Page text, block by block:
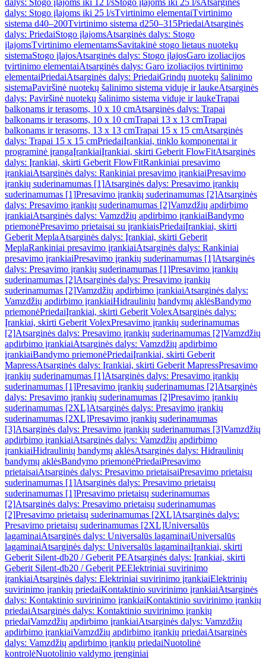
dalys: Stogo įlajoms iki 12 l/sStogo įlajoms iki 25 l/sAtsarginės
dalys: Stogo įlajoms iki 25 l/sTvirtinimo elementaiTvirtinimo
sistema d40–200Tvirtinimo sistema d250–315PriedaiAtsarginės
dalys: PriedaiStogo įlajomsAtsarginės dalys: Stogo
įlajomsTvirtinimo elementamsSavitakinė stogo lietaus nuotekų
sistemaStogo įlajosAtsarginės dalys: Stogo įlajosGaro izoliacijos
tvirtinimo elementaiAtsarginės dalys: Garo izoliacijos tvirtinimo
elementaiPriedaiAtsarginės dalys: PriedaiGrindų nuotekų šalinimo
sistemaPaviršinė nuotekų šalinimo sistema viduje ir laukeAtsarginės
dalys: Paviršinė nuotekų šalinimo sistema viduje ir laukeTrapai
balkonams ir terasoms, 10 x 10 cmAtsarginės dalys: Trapai
balkonams ir terasoms, 10 x 10 cmTrapai 13 x 13 cmTrapai
balkonams ir terasoms, 13 x 13 cmTrapai 15 x 15 cmAtsarginės
dalys: Trapai 15 x 15 cmPriedaiĮrankiai, tinklo komponentai ir
programinė įrangaĮrankiaiĮrankiai, skirti Geberit FlowFitAtsarginės
dalys: Įrankiai, skirti Geberit FlowFitRankiniai presavimo
įrankiaiAtsarginės dalys: Rankiniai presavimo įrankiaiPresavimo
įrankių suderinamumas [1]Atsarginės dalys: Presavimo įrankių
suderinamumas [1]Presavimo įrankių suderinamumas [2]Atsarginės
dalys: Presavimo įrankių suderinamumas [2]Vamzdžių apdirbimo
įrankiaiAtsarginės dalys: Vamzdžių apdirbimo įrankiaiBandymo
priemonėPresavimo prietaisai su įrankiaisPriedaiĮrankiai, skirti
Geberit MeplaAtsarginės dalys: Įrankiai, skirti Geberit
MeplaRankiniai presavimo įrankiaiAtsarginės dalys: Rankiniai
presavimo įrankiaiPresavimo įrankių suderinamumas [1]Atsarginės
dalys: Presavimo įrankių suderinamumas [1]Presavimo įrankių
suderinamumas [2]Atsarginės dalys: Presavimo įrankių
suderinamumas [2]Vamzdžių apdirbimo įrankiaiAtsarginės dalys:
Vamzdžių apdirbimo įrankiaiHidraulinių bandymų aklėsBandymo
priemonėPriedaiĮrankiai, skirti Geberit VolexAtsarginės dalys:
Įrankiai, skirti Geberit VolexPresavimo įrankių suderinamumas
[2]Atsarginės dalys: Presavimo įrankių suderinamumas [2]Vamzdžių
apdirbimo įrankiaiAtsarginės dalys: Vamzdžių apdirbimo
įrankiaiBandymo priemonėPriedaiĮrankiai, skirti Geberit
MapressAtsarginės dalys: Įrankiai, skirti Geberit MapressPresavimo
įrankių suderinamumas [1]Atsarginės dalys: Presavimo įrankių
suderinamumas [1]Presavimo įrankių suderinamumas [2]Atsarginės
dalys: Presavimo įrankių suderinamumas [2]Presavimo įrankių
suderinamumas [2XL]Atsarginės dalys: Presavimo įrankių
suderinamumas [2XL]Presavimo įrankių suderinamumas
[3]Atsarginės dalys: Presavimo įrankių suderinamumas [3]Vamzdžių
apdirbimo įrankiaiAtsarginės dalys: Vamzdžių apdirbimo
įrankiaiHidraulinių bandymų aklėsAtsarginės dalys: Hidraulinių
bandymų aklėsBandymo priemonėPriedaiPresavimo
prietaisaiAtsarginės dalys: Presavimo prietaisaiPresavimo prietaisų
suderinamumas [1]Atsarginės dalys: Presavimo prietaisų
suderinamumas [1]Presavimo prietaisų suderinamumas
[2]Atsarginės dalys: Presavimo prietaisų suderinamumas
[2]Presavimo prietaisų suderinamumas [2XL]Atsarginės dalys:
Presavimo prietaisų suderinamumas [2XL]Universalūs
lagaminaiAtsarginės dalys: Universalūs lagaminaiUniversalūs
lagaminaiAtsarginės dalys: Universalūs lagaminaiĮrankiai, skirti
Geberit Silent-db20 / Geberit PEAtsarginės dalys: Įrankiai, skirti
Geberit Silent-db20 / Geberit PEElektriniai suvirinimo
įrankiaiAtsarginės dalys: Elektriniai suvirinimo įrankiaiElektrinių
suvirinimo įrankių priedaiKontaktinio suvirinimo įrankiaiAtsarginės
dalys: Kontaktinio suvirinimo įrankiaiKontaktinio suvirinimo įrankių
priedaiAtsarginės dalys: Kontaktinio suvirinimo įrankių
priedaiVamzdžių apdirbimo įrankiaiAtsarginės dalys: Vamzdžių
apdirbimo įrankiaiVamzdžių apdirbimo įrankių priedaiAtsarginės
dalys: Vamzdžių apdirbimo įrankių priedaiNuotolinė
kontrolėNuotolinio valdymo įrenginiai